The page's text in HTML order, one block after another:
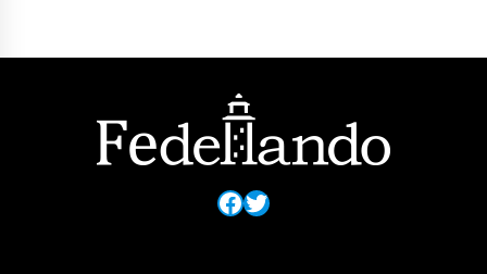
Facebook
Twitter